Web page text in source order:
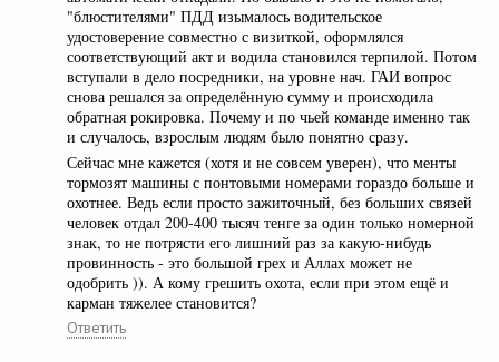
"блюстителями" ПДД изымалось водительское
удостоверение совместно с визиткой, оформлялся
соответствующий акт и водила становился терпилой. Потом
вступали в дело посредники, на уровне нач. ГАИ вопрос
снова решался за определённую сумму и происходила
обратная рокировка. Почему и по чьей команде именно так
и случалось, взрослым людям было понятно сразу.
Сейчас мне кажется (хотя и не совсем уверен), что менты
тормозят машины с понтовыми номерами гораздо больше и
охотнее. Ведь если просто зажиточный, без больших связей
человек отдал 200-400 тысяч тенге за один только номерной
знак, то не потрясти его лишний раз за какую-нибудь
провинность - это большой грех и Аллах может не
одобрить )). А кому грешить охота, если при этом ещё и
карман тяжелее становится?
Ответить